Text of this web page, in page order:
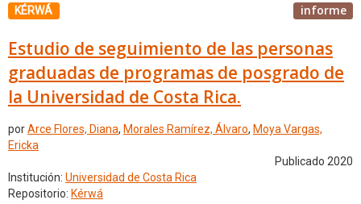
KÉRWÁ informe
Estudio de seguimiento de las personas
graduadas de programas de posgrado de
la Universidad de Costa Rica.
porArce Flores, Diana, Morales Ramírez, Álvaro, Moya Vargas,
Ericka
Publicado 2020
Institución: Universidad de Costa Rica
Repositorio: Kérwá